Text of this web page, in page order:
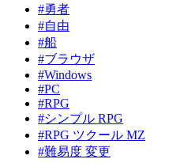
#勇者
#自由
#船
#ブラウザ
#Windows
#PC
#RPG
#シンプル RPG
#RPG ツクール MZ
#難易度 変更